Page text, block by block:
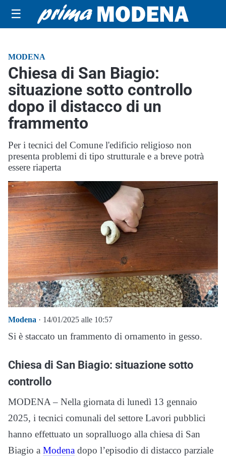
☰
MODENA
Chiesa di San Biagio:
situazione sotto controllo
dopo il distacco di un
frammento
Per i tecnici del Comune l'edificio religioso non
presenta problemi di tipo strutturale e a breve potrà
essere riaperta
Modena · 14/01/2025 alle 10:57
Si è staccato un frammento di ornamento in gesso.
Chiesa di San Biagio: situazione sotto
controllo
MODENA – Nella giornata di lunedì 13 gennaio
2025, i tecnici comunali del settore Lavori pubblici
hanno effettuato un sopralluogo alla chiesa di San
Biagio a Modena dopo l’episodio di distacco parziale